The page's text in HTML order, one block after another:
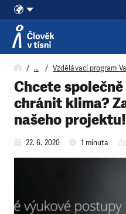
Přeskočit na obsah
… Vzdělávací program
Chcete
chránit klima?
našeho projektu!
22. 6. 2020 1 minuta